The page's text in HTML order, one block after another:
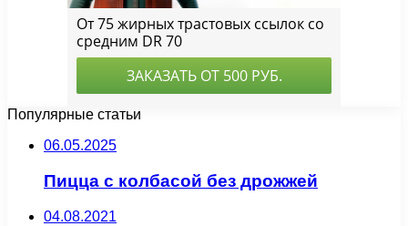
Популярные статьи
06.05.2025
Пицца с колбасой без дрожжей
04.08.2021